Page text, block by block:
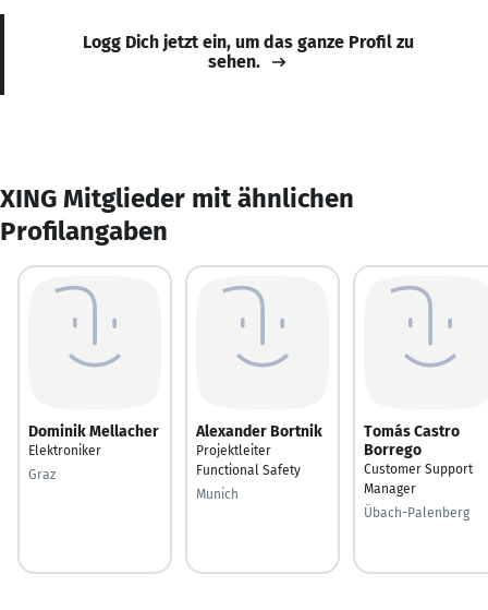
Logg Dich jetzt ein, um das ganze Profil zu
sehen.
XING Mitglieder mit ähnlichen
Profilangaben
Dominik Mellacher
Elektroniker
Graz
Alexander Bortnik
Projektleiter
Functional Safety
Munich
Tomás Castro
Borrego
Customer Support
Manager
Übach-Palenberg